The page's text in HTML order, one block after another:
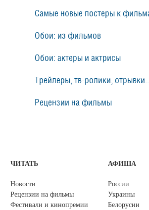
Самые новые постеры к
Обои: из фильмов
Обои: актеры и актрисы
Трейлеры, тв-ролики, отрывки...
Рецензии на фильмы
ЧИТАТЬ
Новости
Рецензии на фильмы
Фестивали и кинопремии
АФИША
России
Украины
Белорусии